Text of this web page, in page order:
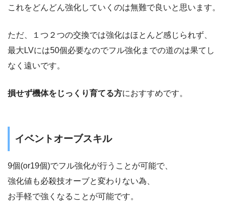
これをどんどん強化していくのは無難で良いと思います。
ただ、１つ２つの交換では強化はほとんど感じられず、
最大LVには50個必要なのでフル強化までの道のは果てし
なく遠いです。
損せず機体をじっくり育てる方におすすめです。
イベントオーブスキル
9個(or19個)でフル強化が行うことが可能で、
強化値も必殺技オーブと変わりない為、
お手軽で強くなることが可能です。